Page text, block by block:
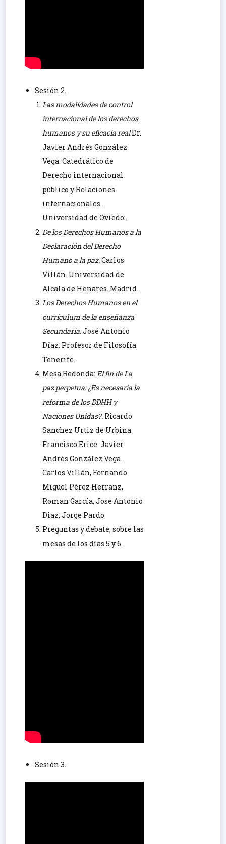
Sesión 2.
Las modalidades de control
internacional de los derechos
humanos y su eficacia realDr.
Javier Andrés González
Vega. Catedrático de
Derecho internacional
público y Relaciones
internacionales.
Universidad de Oviedo:.
De los Derechos Humanos a la
Declaración del Derecho
Humano a la paz.Carlos
Villán. Universidad de
Alcala de Henares. Madrid.
Los Derechos Humanos en el
currículum de la enseñanza
Secundaria.José Antonio
Díaz. Profesor de Filosofía.
Tenerife.
Mesa Redonda: El fin de La
paz perpetua: ¿Es necesaria la
reforma de los DDHH y
Naciones Unidas?. Ricardo
Sanchez Urtiz de Urbina.
Francisco Erice. Javier
Andrés González Vega.
Carlos Villán, Fernando
Miguel Pérez Herranz,
Roman García, Jose Antonio
Diaz, Jorge Pardo
Preguntas y debate, sobre las
mesas de los días 5 y 6.
Sesión 3.